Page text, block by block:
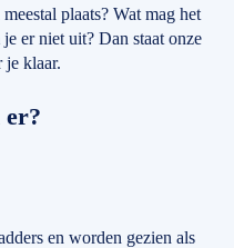
plaats? Wat mag het
er niet uit? Dan staat onze
je klaar.
er?
en worden gezien als